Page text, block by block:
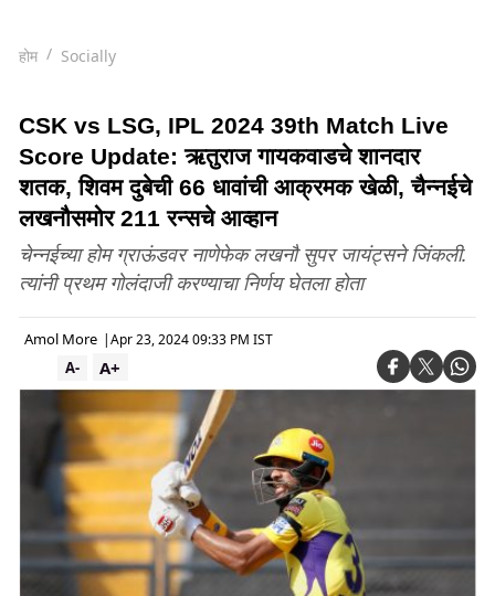
होम Socially
CSK vs LSG, IPL 2024 39th Match Live
Score Update: ऋतुराज गायकवाडचे शानदार
शतक, शिवम दुबेची 66 धावांची आक्रमक खेळी, चैन्नईचे
लखनौसमोर 211 रन्सचे आव्हान
चेन्नईच्या होम ग्राऊंडवर नाणेफेक लखनौ सुपर जायंट्सने जिंकली.
त्यांनी प्रथम गोलंदाजी करण्याचा निर्णय घेतला होता
Amol More |Apr 23, 2024 09:33 PM IST
A+
A-